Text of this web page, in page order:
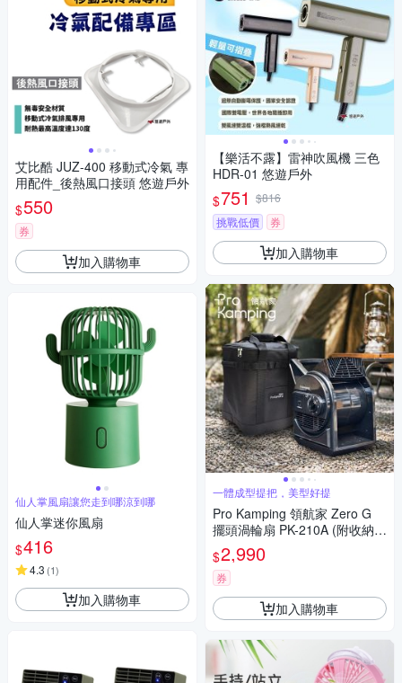
艾比酷 JUZ-400 移動式冷氣 專
用配件_後熱風口接頭 悠遊戶外
$550
券
加入購物車
仙人掌風扇讓您走到哪涼到哪
仙人掌迷你風扇
$416
4.3 (1)
加入購物車
【樂活不露】雷神吹風機 三色
HDR-01 悠遊戶外
$751 $816
挑戰低價
券
加入購物車
一體成型提把，美型好提
Pro Kamping 領航家 Zero G
擺頭渦輪扇 PK-210A (附收納
袋) 大風力循環扇 露營風扇
$2,990
券
加入購物車